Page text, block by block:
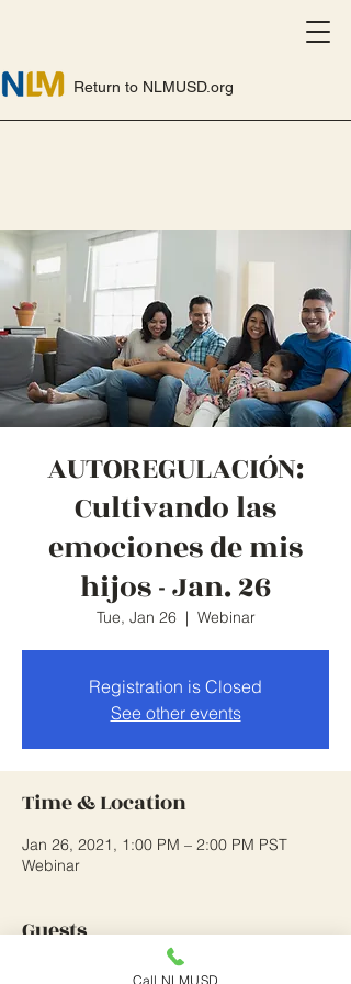
Return to NLMUSD.org
AUTOREGULACIÓN:
Cultivando las
emociones de mis
hijos - Jan. 26
Tue, Jan 26
  |
Webinar
Registration is Closed
See other events
Time & Location
Jan 26, 2021, 1:00 PM – 2:00 PM PST
Webinar
Guests
Call NLMUSD